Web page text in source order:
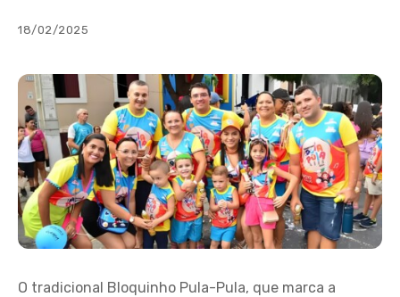
18/02/2025
O tradicional Bloquinho Pula-Pula, que marca a